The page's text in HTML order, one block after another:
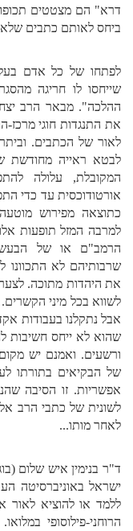
דרא" הם מצטטים
ביחס לאותם כתבים
לפתחו של כל אדם בעל
שייחסו לו חריגה
ההלכה". מבאר הרב
את התנגדות חוגי
לאור של הכתבים.
לבטא ראייה מחודשת
המקובלת, עלולה
אורטודוכסית עד כדי
כתוצאה מפירוש
למרבה המזל תופעות
הרמב"ם או של
שרבותיהם לא
את היהדות מתוכה.
לשווא בכל מיני
אבל נתקלנו בעבודות
שהוא לא ייחס חשיבות
ורשעים. ואמנם יש
של הבקיאים בתורתו
אפשריות. זו הסיבה
לשונית של כתבי הרב אלו
לאחר מותו...
ד"ר בנימין איש שלום
ישראל באוניברסיטה
ללמד או להוציא לאור
הרוחני-פילוסופי